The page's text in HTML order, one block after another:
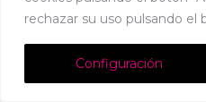
rechazar su uso pulsando el
Configuración
Política de Cookies-